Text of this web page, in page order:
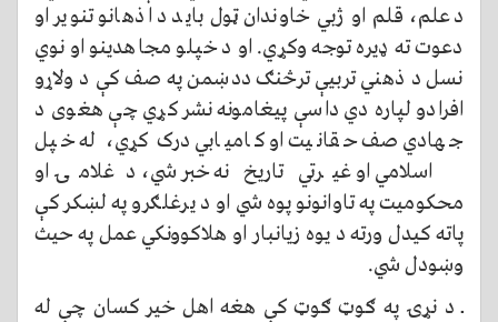
دعلم، قلم او ژبي خاوندان ټول باید د اذهانو تنویر او
دعوت ته ډیره توجه وکړي. او د خپلو مجاهدینو او نوي
نسل د ذهني تربیې ترڅنګ ددښمن په صف کې د ولاړو
افرادو لپاره دي داسې پیغامونه نشر کړي چې هغوی د
جهادي صف حقانیت او کامیابي درک کړي، له خپل
اسلامي او غیرتي تاریخ نه خبر شي، دغلامۍ او
محکومیت په تاوانونو پوه شي او د یرغلګرو په لښکر کې
پاته کیدل ورته د یوه زیانبار او هلاکوونکي عمل په حیث
وښودل شي.
ــ د نړۍ په ګوټ ګوټ کې هغه اهل خیر کسان چې له